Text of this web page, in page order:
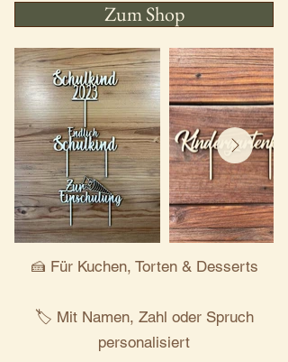
Zum Shop
🍰 Für Kuchen, Torten & Desserts
🏷 Mit Namen, Zahl oder Spruch
personalisiert